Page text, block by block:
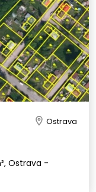
Ostrava
Ostrava -